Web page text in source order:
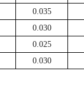
0.035
0.030
0.025
0.030